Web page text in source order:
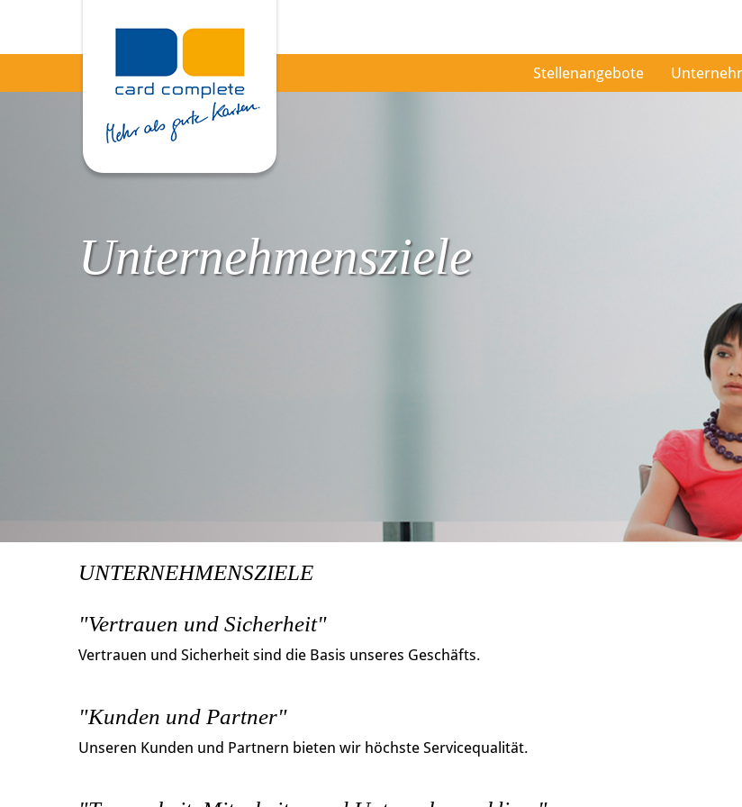
Stellenangebote
Unternehmensziele
UNTERNEHMENSZIELE
"Vertrauen und Sicherheit"
Vertrauen und Sicherheit sind die Basis unseres Geschäfts.
"Kunden und Partner"
Unseren Kunden und Partnern bieten wir höchste Servicequalität.